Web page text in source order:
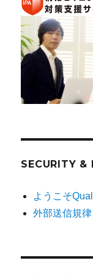
SECURITY &
ようこそ
外部送信規律